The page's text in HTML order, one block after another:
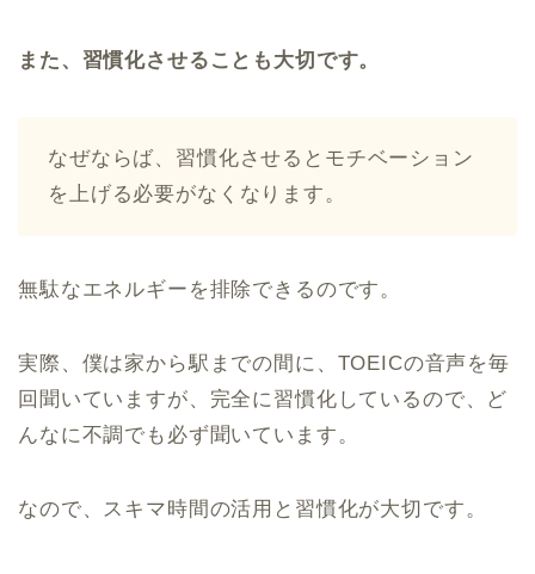
また、習慣化させることも大切です。
なぜならば、習慣化させるとモチベーション
を上げる必要がなくなります。
無駄なエネルギーを排除できるのです。
実際、僕は家から駅までの間に、TOEICの音声を毎
回聞いていますが、完全に習慣化しているので、ど
んなに不調でも必ず聞いています。
なので、スキマ時間の活用と習慣化が大切です。